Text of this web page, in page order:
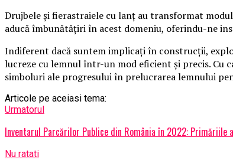
Drujbele și fierastraiele cu lanț au transformat
aducă îmbunătățiri în acest domeniu, oferindu-ne
Indiferent dacă suntem implicați în construcții,
lucreze cu lemnul într-un mod eficient și precis. Cu
simboluri ale progresului în prelucrarea lemnului
Articole pe aceiasi tema:
Urmatorul
Inventarul Parcărilor Publice din România în 2022:
Nu ratati